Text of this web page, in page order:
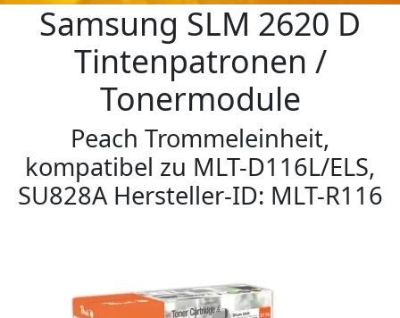
Samsung SLM 2620 D
Tintenpatronen /
Tonermodule
Peach Trommeleinheit,
kompatibel zu MLT-D116L/ELS,
SU828A Hersteller-ID: MLT-R116